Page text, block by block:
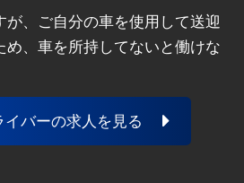
が、ご自分の車を使用して送迎
め、車を所持してないと働けな
イバーの求人を見る